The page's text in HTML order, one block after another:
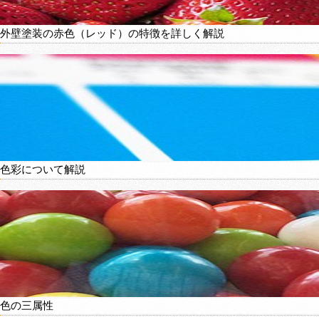
外壁塗装の赤色（レッド）の特徴を詳しく解説
色彩について解説
色の三属性